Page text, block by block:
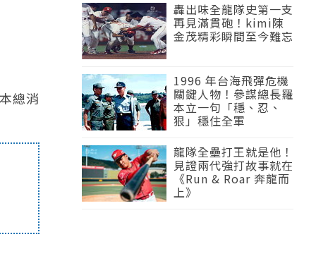
總消
轟出味全龍隊史第一支
再見滿貫砲！kimi陳
金茂精彩瞬間至今難忘
1996 年台海飛彈危機
關鍵人物！參謀總長羅
本立一句「穩、忍、
狠」穩住全軍
龍隊全壘打王就是他！
見證兩代強打故事就在
《Run & Roar 奔龍而
上》